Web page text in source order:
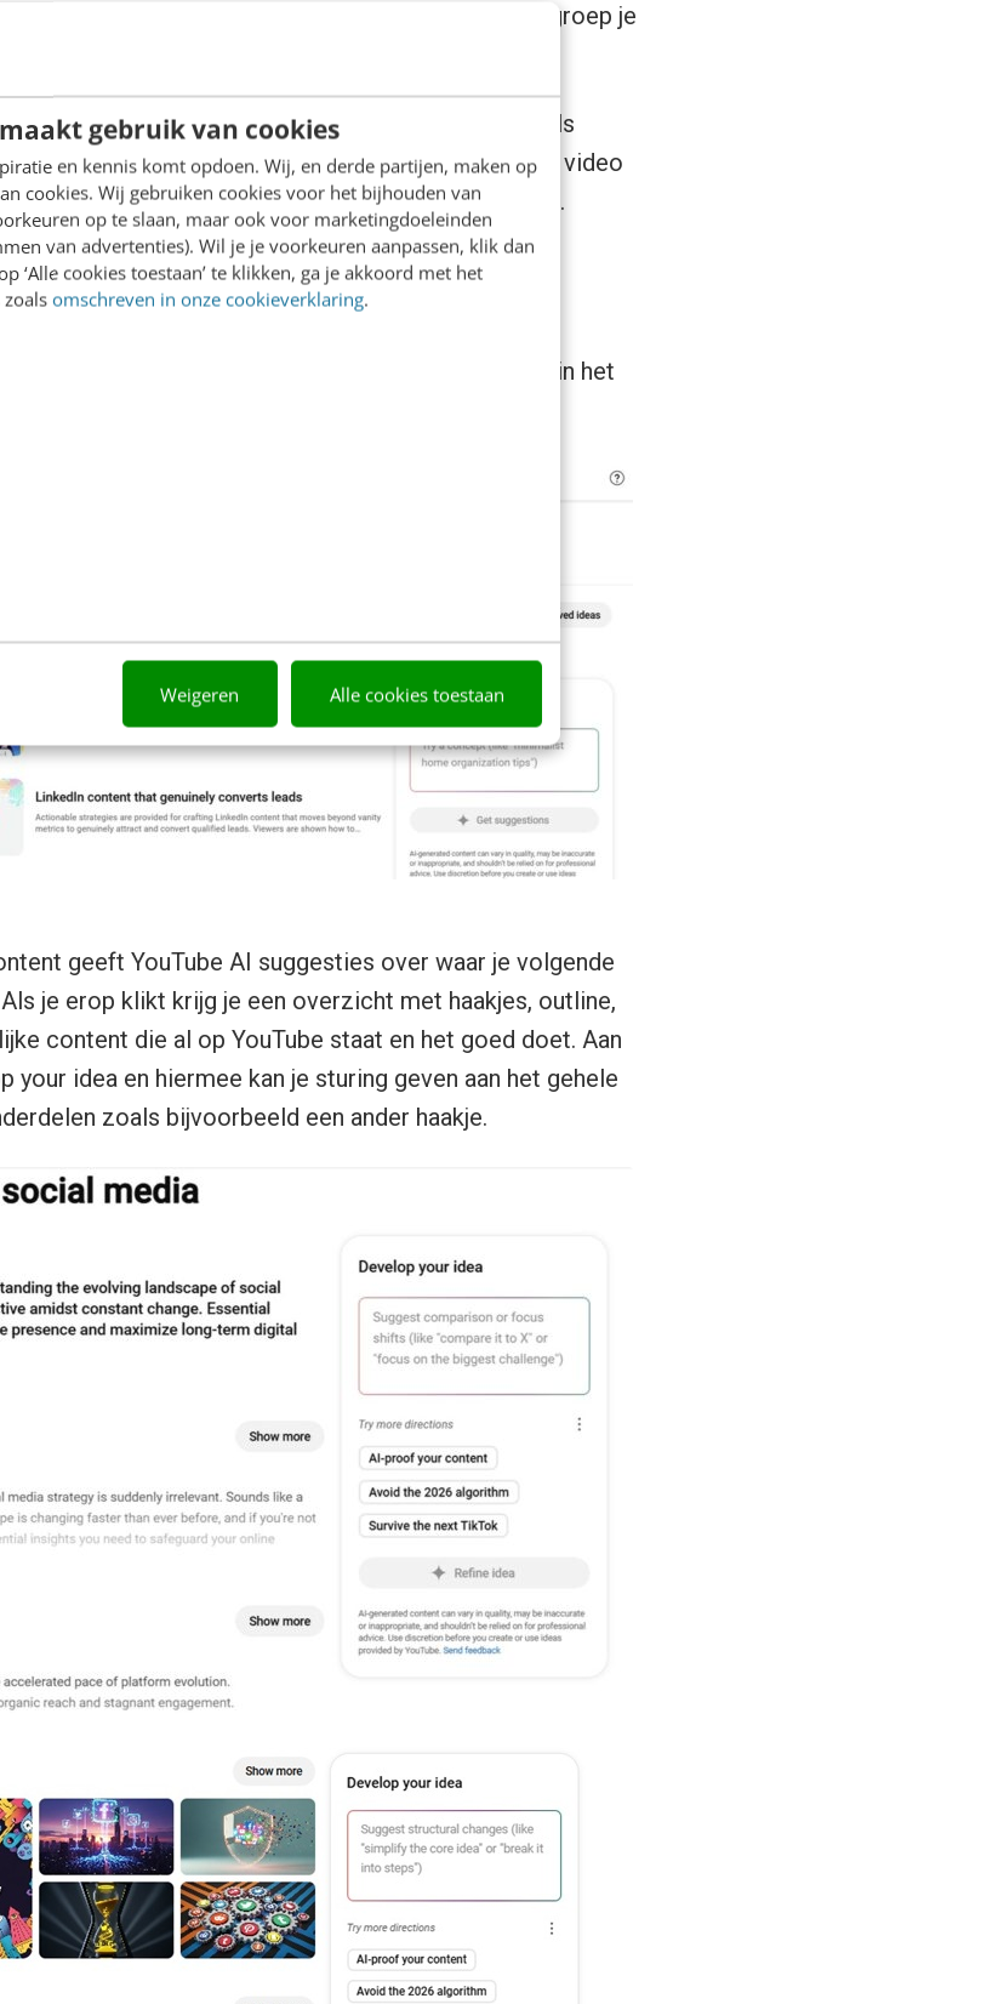
gebruik van cookies
en kennis komt opdoen. Wij, en derde partijen, maken op
cookies. Wij gebruiken cookies voor het bijhouden van
op te slaan, maar ook voor marketingdoeleinden
van advertenties). Wil je je voorkeuren aanpassen, klik dan
‘Alle cookies toestaan’ te klikken, ga je akkoord met het
omschreven in onze cookieverklaring.
Weigeren Alle cookies toestaan
manier kunnen nieuwe mensen binnen je doelgroep je
ook het probleem op van dubbele content. Nu, als
zijn bij het maken van de video, zet iedereen de video
fijn is voor vindbaarheid en verkeer naar de video’s.
over je volgende video
en kijkt bij channel content zie je een nieuw tabje in het
geeft YouTube AI suggesties over waar je volgende
je erop klikt krijg je een overzicht met haakjes, outline,
content die al op YouTube staat en het goed doet. Aan
your idea en hiermee kan je sturing geven aan het gehele
zoals bijvoorbeeld een ander haakje.